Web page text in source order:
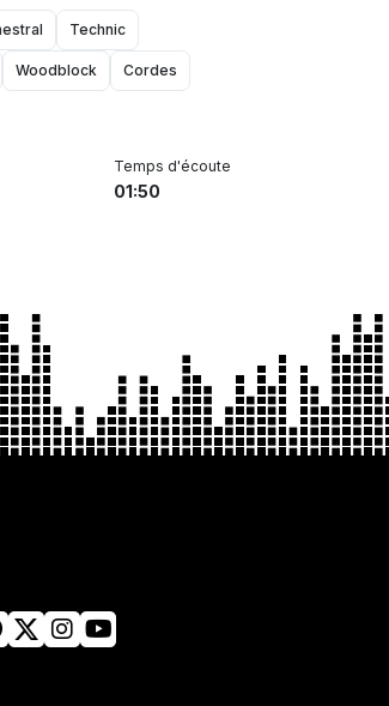
Technic
Woodblock Cordes
Temps d'écoute
01:50